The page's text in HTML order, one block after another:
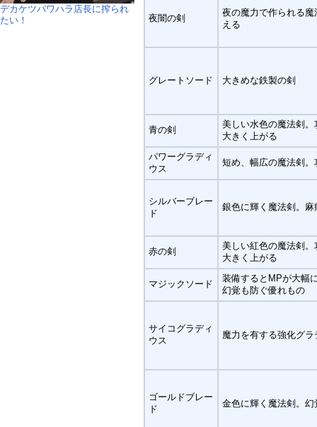
夜闇の剣
夜の魔力で作られる
える
グレートソード 大きめな鉄製の剣
青の剣
美しい水色の魔法剣
大きく上がる
パワーグラディ
ウス
短め、幅広の魔法剣
シルバーブレー
ド
銀色に輝く魔法剣。麻
赤の剣
美しい紅色の魔法剣
大きく上がる
マジックソード
装備するとMPが大幅
幻覚も防ぐ優れもの
サイコグラディ
ウス
魔力を有する強化グラ
ゴールドブレー
ド
金色に輝く魔法剣。幻
デカケツパワハラ店長に搾られ
たい！